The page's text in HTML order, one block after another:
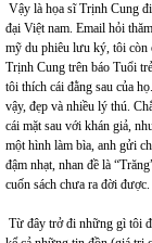
Vậy là họa sĩ Trịnh Cung
đại Việt nam. Email hỏi
mỹ du phiêu lưu ký, tôi còn
Trịnh Cung trên báo Tuổi
tôi thích cái đằng sau của
vậy, đẹp và nhiều lý thú.
cái mặt sau với khán giả,
một hình làm bìa, anh gửi
đậm nhạt, nhan đề là
cuốn sách chưa ra đời được.
Từ đây trở đi những gì tôi